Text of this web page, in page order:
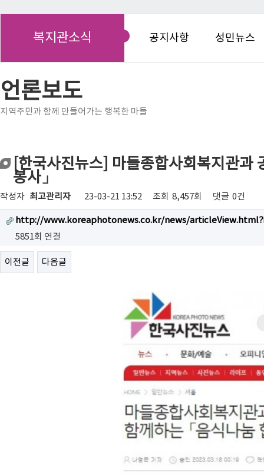
복지관소식 공지사항 성민뉴스
언론보도
지역주민과 함께 만들어가는 행복한 마들
[한국사진뉴스] 마들종합사회복지관
봉사」
작성자 최고관리자 23-03-21 13:52 조회 8,457회 댓글 0건
http://www.koreaphotonews.co.kr/news/
5851회 연결
이전글 다음글